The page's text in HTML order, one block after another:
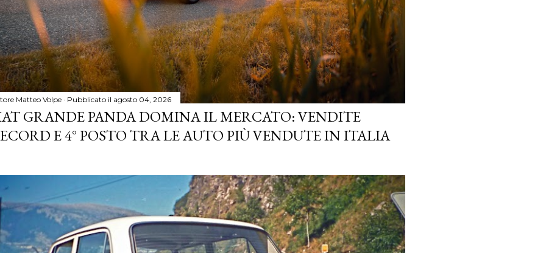
Matteo Volpe Pubblicato il agosto 04, 2026
GRANDE PANDA DOMINA IL MERCATO: VENDITE
E 4° POSTO TRA LE AUTO PIÙ VENDUTE IN ITALIA